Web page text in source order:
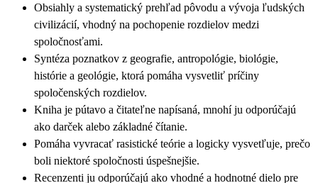
Obsiahly a systematický prehľad pôvodu a vývoja ľudských
civilizácií, vhodný na pochopenie rozdielov medzi
spoločnosťami.
Syntéza poznatkov z geografie, antropológie, biológie,
histórie a geológie, ktorá pomáha vysvetliť príčiny
spoločenských rozdielov.
Kniha je pútavo a čitateľne napísaná, mnohí ju odporúčajú
ako darček alebo základné čítanie.
Pomáha vyvracať rasistické teórie a logicky vysvetľuje, prečo
boli niektoré spoločnosti úspešnejšie.
Recenzenti ju odporúčajú ako vhodné a hodnotné dielo pre